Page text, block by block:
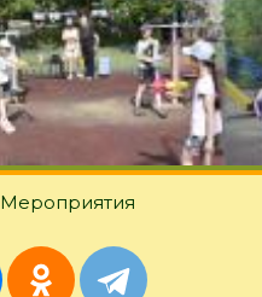
Мероприятия